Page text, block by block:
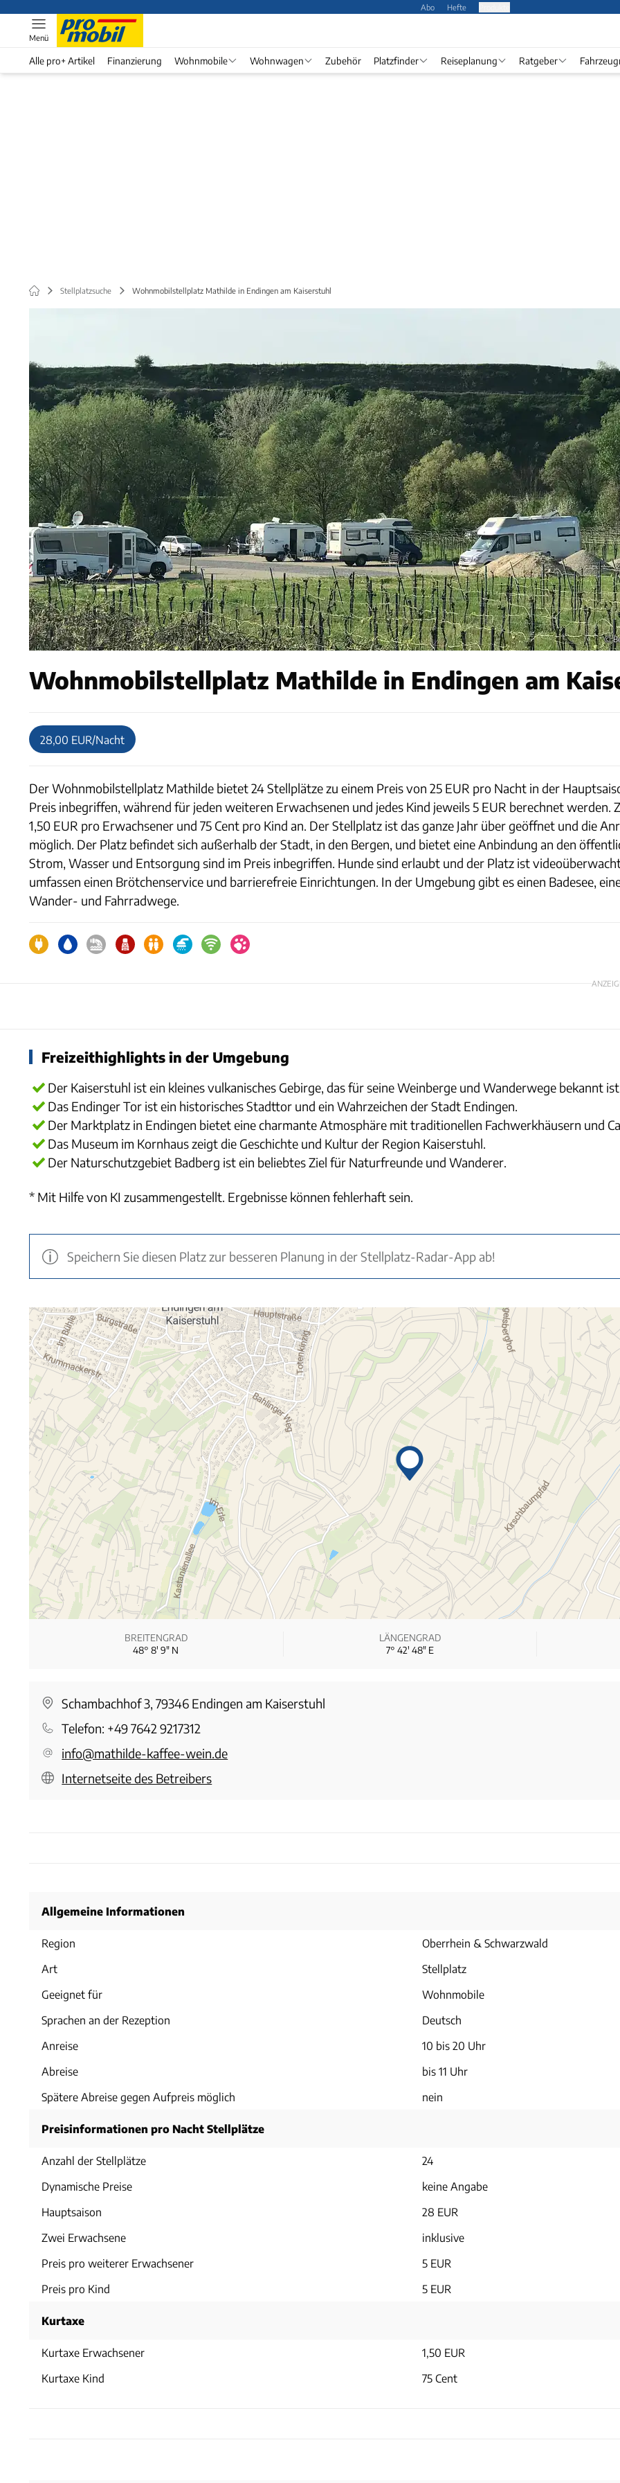
Abo Hefte
Menü
Alle pro+ Artikel Finanzierung Wohnmobile Wohnwagen Zubehör Platzfinder Reiseplanung Ratgeber
Stellplatzsuche Wohnmobilstellplatz Mathilde in Endingen am Kaiserstuhl
©
Wohnmobilstellplatz Mathilde in Endingen am
28,00 EUR/Nacht
Der Wohnmobilstellplatz Mathilde bietet 24 Stellplätze zu einem Preis von 25 EUR pro Nacht in der
Preis inbegriffen, während für jeden weiteren Erwachsenen und jedes Kind jeweils 5 EUR berechnet werden.
1,50 EUR pro Erwachsener und 75 Cent pro Kind an. Der Stellplatz ist das ganze Jahr über geöffnet und die
möglich. Der Platz befindet sich außerhalb der Stadt, in den Bergen, und bietet eine Anbindung an den
Strom, Wasser und Entsorgung sind im Preis inbegriffen. Hunde sind erlaubt und der Platz ist
umfassen einen Brötchenservice und barrierefreie Einrichtungen. In der Umgebung gibt es einen Badesee,
Wander- und Fahrradwege.
Freizeithighlights in der Umgebung
Der Kaiserstuhl ist ein kleines vulkanisches Gebirge, das für seine Weinberge und Wanderwege bekannt
Das Endinger Tor ist ein historisches Stadttor und ein Wahrzeichen der Stadt Endingen.
Der Marktplatz in Endingen bietet eine charmante Atmosphäre mit traditionellen Fachwerkhäusern und
Das Museum im Kornhaus zeigt die Geschichte und Kultur der Region Kaiserstuhl.
Der Naturschutzgebiet Badberg ist ein beliebtes Ziel für Naturfreunde und Wanderer.
* Mit Hilfe von KI zusammengestellt. Ergebnisse können fehlerhaft sein.
Speichern Sie diesen Platz zur besseren Planung in der Stellplatz-Radar-App ab!
BREITENGRAD
48° 8′ 9″ N
LÄNGENGRAD
7° 42′ 48″ E
Schambachhof 3, 79346 Endingen am Kaiserstuhl
Telefon: +49 7642 9217312
info@mathilde-kaffee-wein.de
Internetseite des Betreibers
Allgemeine Informationen
Region
Oberrhein & Schwarzwald
Art
Stellplatz
Geeignet für
Wohnmobile
Sprachen an der Rezeption
Deutsch
Anreise
10 bis 20 Uhr
Abreise
bis 11 Uhr
Spätere Abreise gegen Aufpreis möglich
nein
Preisinformationen pro Nacht Stellplätze
Anzahl der Stellplätze
24
Dynamische Preise
keine Angabe
Hauptsaison
28 EUR
Zwei Erwachsene
inklusive
Preis pro weiterer Erwachsener
5 EUR
Preis pro Kind
5 EUR
Kurtaxe
Kurtaxe Erwachsener
1,50 EUR
Kurtaxe Kind
75 Cent